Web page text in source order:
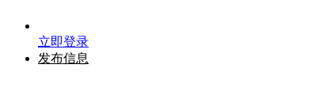
立即登录
发布信息